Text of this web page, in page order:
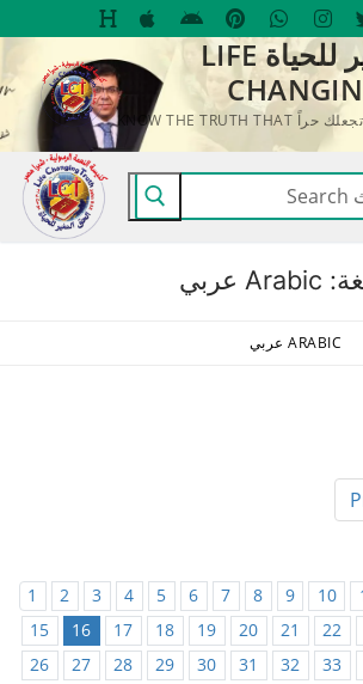
الحق المغير للحياة LIFE
اعرف الحقيقة التي تجعلك حراً KNOW THE TRUTH THAT
Arabic عربي
ARABIC عربي
1 2 3 4 5 6 7 8 9 10
15
16 17 18 19 20 21 22
26
27 28 29 30 31 32 33